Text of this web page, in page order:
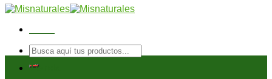
Buscar
por:
Tienda